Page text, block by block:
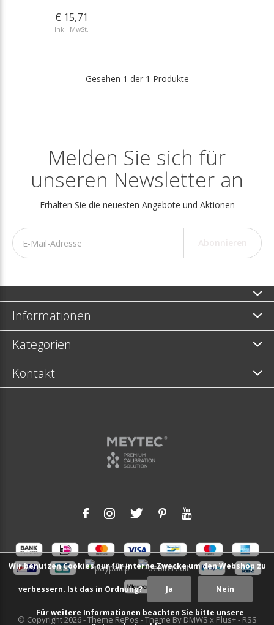
€ 15,71
Inkl. MwSt.
Gesehen 1 der 1 Produkte
Melden Sie sich für
unseren Newsletter an
Erhalten Sie die neuesten Angebote und Aktionen
Informationen
Kategorien
Kontakt
© Copyright2026- Theme RePos - Theme ByDMWSxPlus+-RSS
Wir benutzen Cookies nur für interne Zwecke um den Webshop zu
verbessern. Ist das in Ordnung? Ja Nein
Für weitere Informationen beachten Sie bitte unsere